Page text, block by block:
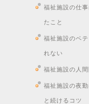
福祉施設の仕
たこと
福祉施設のベ
れない
福祉施設の人
福祉施設の夜
と続けるコツ